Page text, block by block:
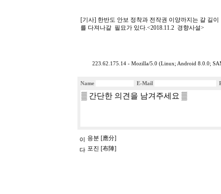
[기사] 한반도 안보 정착과 전작권 이양까지는 갈 길
를 다져나갈 필묘가 있다.<2018.11.2 경향사설>
223.62.175.14 - Mozilla/5.0 (Linux; Android 8.0.0;
Name E-Mail
응분 [應分]
포진 [布陣]